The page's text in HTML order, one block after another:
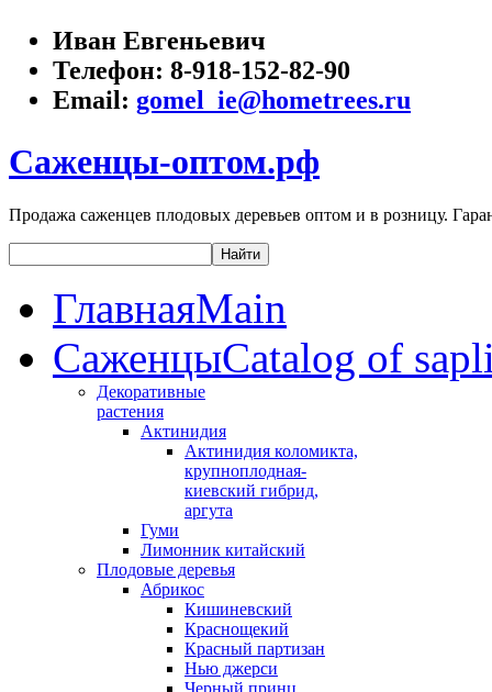
Иван Евгеньевич
Телефон: 8-918-152-82-90
Email: gomel_ie@hometrees.ru
Саженцы-оптом.рф
Продажа саженцев плодовых деревьев оптом и в розницу.
ГлавнаяMain
СаженцыCatalog of
Декоративные
растения
Актинидия
Актинидия коломикта,
крупноплодная-
киевский гибрид,
аргута
Гуми
Лимонник китайский
Плодовые деревья
Абрикос
Кишиневский
Краснощекий
Красный партизан
Нью джерси